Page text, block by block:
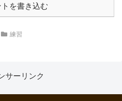
トを書き込む
練習
サーリンク